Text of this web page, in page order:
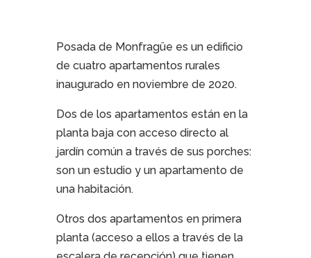
Posada de Monfragüe es un edificio
de cuatro apartamentos rurales
inaugurado en noviembre de 2020.
Dos de los apartamentos están en la
planta baja con acceso directo al
jardín común a través de sus porches:
son un estudio y un apartamento de
una habitación.
Otros dos apartamentos en primera
planta (acceso a ellos a través de la